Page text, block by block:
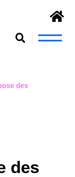
des
des